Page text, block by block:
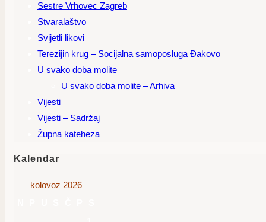
Sestre Vrhovec Zagreb
Stvaralaštvo
Svijetli likovi
Terezijin krug – Socijalna samoposluga Đakovo
U svako doba molite
U svako doba molite – Arhiva
Vijesti
Vijesti – Sadržaj
Župna kateheza
Kalendar
kolovoz 2026